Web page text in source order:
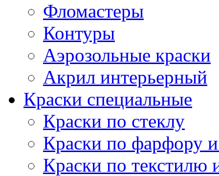
Фломастеры
Контуры
Аэрозольные краски
Акрил интерьерный
Краски специальные
Краски по стеклу
Краски по фарфору
Краски по текстилю